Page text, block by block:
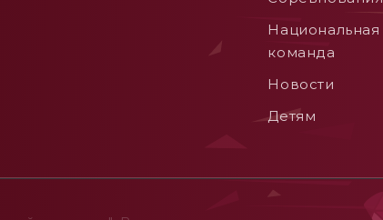
Национальная
команда
Новости
Детям